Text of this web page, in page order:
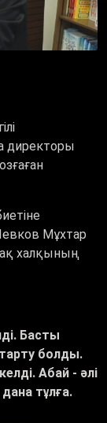
директоры
Мұхтар
халқының
Басты
болды.
Абай - әлі
дана тұлға.